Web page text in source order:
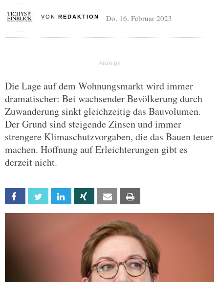
VON REDAKTION Do, 16. Februar 2023
Die Lage auf dem Wohnungsmarkt wird immer
dramatischer: Bei wachsender Bevölkerung durch
Zuwanderung sinkt gleichzeitig das Bauvolumen.
Der Grund sind steigende Zinsen und immer
strengere Klimaschutzvorgaben, die das Bauen teuer
machen. Hoffnung auf Erleichterungen gibt es
derzeit nicht.
Facebook Twitter Linkedin Xing Email